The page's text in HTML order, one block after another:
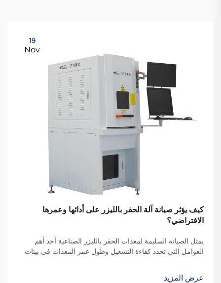
19
Nov
كيف يؤثر صيانة آلة الحفر بالليزر على أدائها وعمرها
الافتراضي؟
يمثل الصيانة السليمة لمعدات الحفر بالليزر الصناعية أحد أهم
العوامل التي تحدد كفاءة التشغيل وطول عمر المعدات في بيئات
الدقيقة...
عرض المزيد